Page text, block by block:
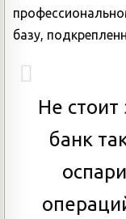
базу,
Не стоит
банк